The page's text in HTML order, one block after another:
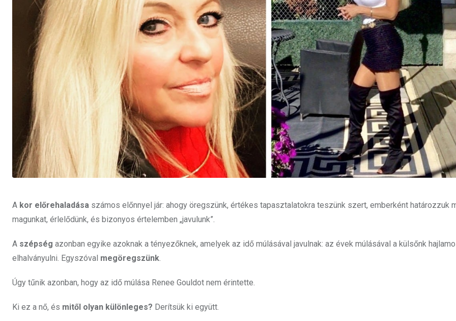
A kor előrehaladása számos előnnyel jár: ahogy öregszünk, értékes tapasztalatokra teszünk szert, emberként határozzuk
magunkat, érlelődünk, és bizonyos értelemben „javulunk”.
A szépség azonban egyike azoknak a tényezőknek, amelyek az idő múlásával javulnak: az évek múlásával a külsőnk
elhalványulni. Egyszóval megöregszünk
Úgy tűnik azonban, hogy az idő múlása Renee Gouldot nem érintette.
Ki ez a nő, és mitől olyan különleges? Derítsük ki együtt.